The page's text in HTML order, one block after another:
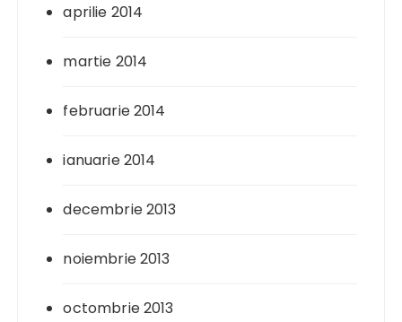
aprilie 2014
martie 2014
februarie 2014
ianuarie 2014
decembrie 2013
noiembrie 2013
octombrie 2013